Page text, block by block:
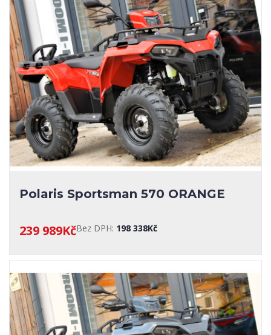
Polaris Sportsman 570 ORANGE
239 989KčBez DPH: 198 338Kč